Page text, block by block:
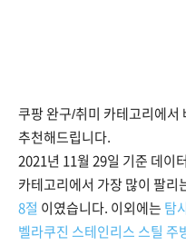
쿠팡 완구/취미 카테고리에서
추천해드립니다.
2021년 11월 29일 기준 데이
카테고리에서 가장 많이 팔리
8절 이였습니다. 이외에는 탐
벨라쿠진 스테인리스 스틸 주